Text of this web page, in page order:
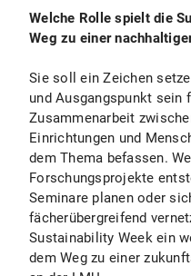
Welche Rolle spielt die
Weg zu einer
Sie soll ein Zeichen
und Ausgangspunkt sein
Zusammenarbeit
Einrichtungen und
dem Thema befassen.
Forschungsprojekte
Seminare planen oder
fächerübergreifend
Sustainability Week ein
dem Weg zu einer